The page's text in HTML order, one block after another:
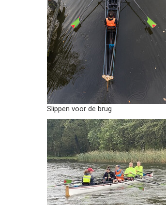
Slippen voor de brug